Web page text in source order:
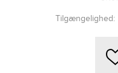
Tilgængelighed: